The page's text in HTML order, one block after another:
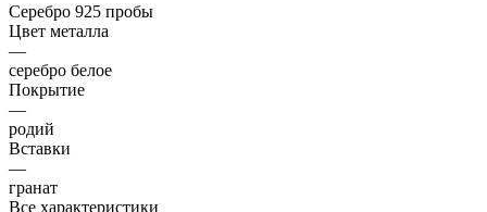
Серебро 925 пробы
Цвет металла
—
серебро белое
Покрытие
—
родий
Вставки
—
гранат
Все характеристики